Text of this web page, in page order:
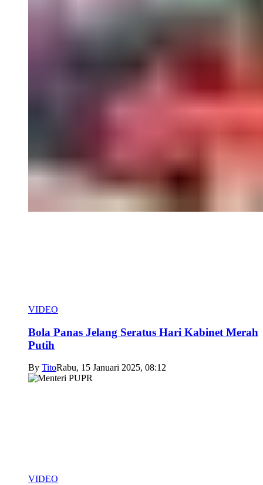
VIDEO
Bola Panas Jelang Seratus Hari Kabinet Merah
Putih
By TitoRabu, 15 Januari 2025, 08:12
VIDEO